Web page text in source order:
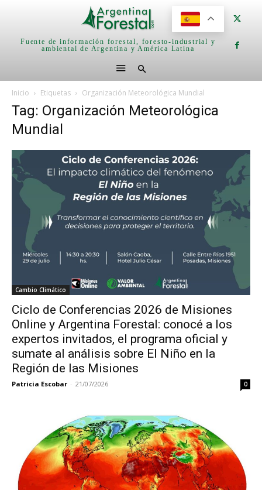
Fuente de información forestal, foresto-industrial y
ambiental de Argentina y América Latina
Inicio Etiquetas Organización Meteorológica Mundial
Tag: Organización Meteorológica
Mundial
Cambio Climático
Ciclo de Conferencias 2026 de Misiones
Online y Argentina Forestal: conocé a los
expertos invitados, el programa oficial y
sumate al análisis sobre El Niño en la
Región de las Misiones
Patricia Escobar - 21/07/2026 0